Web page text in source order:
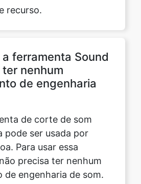
ferramenta Sound
de corte de som
pode ser usada por
Para usar essa
precisa ter nenhum
engenharia de som.
o Sound Cutter?